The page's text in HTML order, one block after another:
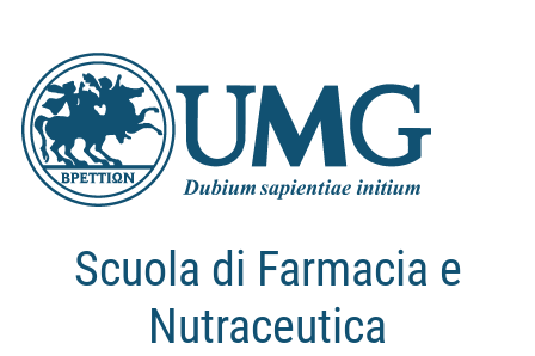
Scuola di Farmacia e
Nutraceutica